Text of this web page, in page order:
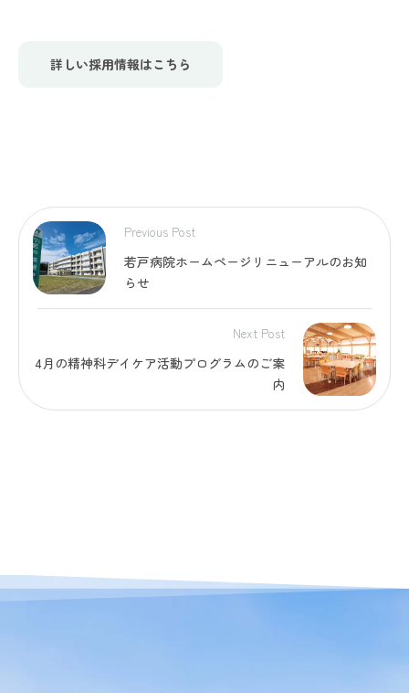
詳しい採用情報はこちら
Previous Post
若戸病院ホームページリニューアルのお知
らせ
Next Post
4月の精神科デイケア活動プログラムのご案
内